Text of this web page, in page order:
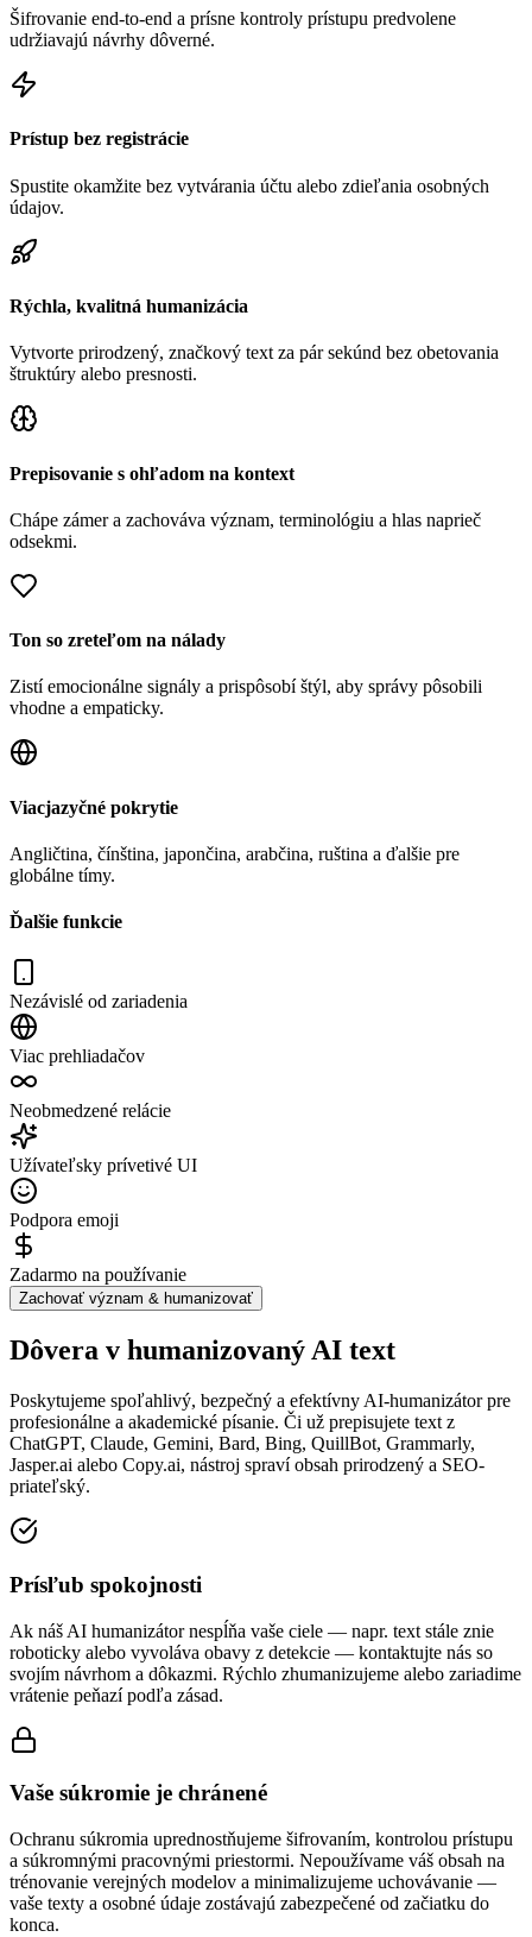
Šifrovanie end-to-end a prísne kontroly prístupu predvolene
udržiavajú návrhy dôverné.
Prístup bez registrácie
Spustite okamžite bez vytvárania účtu alebo zdieľania osobných
údajov.
Rýchla, kvalitná humanizácia
Vytvorte prirodzený, značkový text za pár sekúnd bez obetovania
štruktúry alebo presnosti.
Prepisovanie s ohľadom na kontext
Chápe zámer a zachováva význam, terminológiu a hlas naprieč
odsekmi.
Ton so zreteľom na nálady
Zistí emocionálne signály a prispôsobí štýl, aby správy pôsobili
vhodne a empaticky.
Viacjazyčné pokrytie
Angličtina, čínština, japončina, arabčina, ruština a ďalšie pre
globálne tímy.
Ďalšie funkcie
Nezávislé od zariadenia
Viac prehliadačov
Neobmedzené relácie
Užívateľsky prívetivé UI
Podpora emoji
Zadarmo na používanie
Zachovať význam & humanizovať
Dôvera v humanizovaný AI text
Poskytujeme spoľahlivý, bezpečný a efektívny AI-humanizátor pre
profesionálne a akademické písanie. Či už prepisujete text z
ChatGPT, Claude, Gemini, Bard, Bing, QuillBot, Grammarly,
Jasper.ai alebo Copy.ai, nástroj spraví obsah prirodzený a SEO-
priateľský.
Prísľub spokojnosti
Ak náš AI humanizátor nespĺňa vaše ciele — napr. text stále znie
roboticky alebo vyvoláva obavy z detekcie — kontaktujte nás so
svojím návrhom a dôkazmi. Rýchlo zhumanizujeme alebo zariadime
vrátenie peňazí podľa zásad.
Vaše súkromie je chránené
Ochranu súkromia uprednostňujeme šifrovaním, kontrolou prístupu
a súkromnými pracovnými priestormi. Nepoužívame váš obsah na
trénovanie verejných modelov a minimalizujeme uchovávanie —
vaše texty a osobné údaje zostávajú zabezpečené od začiatku do
konca.